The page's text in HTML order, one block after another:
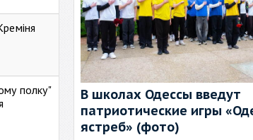
полку"
В школах Одессы введут
патриотические игры
ястреб» (фото)